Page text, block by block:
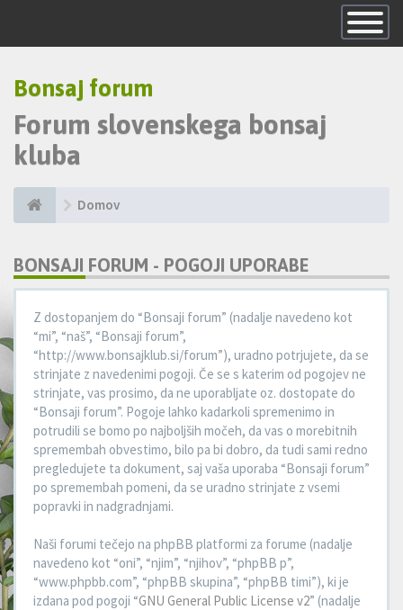
Skrij
navigacijo
Bonsaj forum
Forum slovenskega bonsaj
kluba
Domov
BONSAJI FORUM - POGOJI UPORABE
Z dostopanjem do “Bonsaji forum” (nadalje navedeno kot
“mi”, “naš”, “Bonsaji forum”,
“http://www.bonsajklub.si/forum”), uradno potrjujete, da se
strinjate z navedenimi pogoji. Če se s katerim od pogojev ne
strinjate, vas prosimo, da ne uporabljate oz. dostopate do
“Bonsaji forum”. Pogoje lahko kadarkoli spremenimo in
potrudili se bomo po najboljših močeh, da vas o morebitnih
spremembah obvestimo, bilo pa bi dobro, da tudi sami redno
pregledujete ta dokument, saj vaša uporaba “Bonsaji forum”
po spremembah pomeni, da se uradno strinjate z vsemi
popravki in nadgradnjami.
Naši forumi tečejo na phpBB platformi za forume (nadalje
navedeno kot “oni”, “njim”, “njihov”, “phpBB p”,
“www.phpbb.com”, “phpBB skupina”, “phpBB timi”), ki je
izdana pod pogoji “GNU General Public License v2” (nadalje